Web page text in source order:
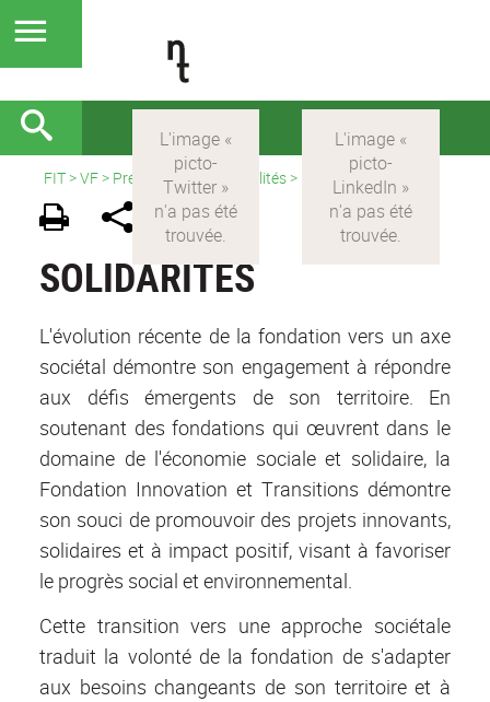
FIT>VF> Présentation et actualités> Solidarités
SOLIDARITÉS
L'évolution récente de la fondation vers un axe
sociétal démontre son engagement à répondre
aux défis émergents de son territoire. En
soutenant des fondations qui œuvrent dans le
domaine de l'économie sociale et solidaire, la
Fondation Innovation et Transitions démontre
son souci de promouvoir des projets innovants,
solidaires et à impact positif, visant à favoriser
le progrès social et environnemental.
Cette transition vers une approche sociétale
traduit la volonté de la fondation de s'adapter
aux besoins changeants de son territoire et à